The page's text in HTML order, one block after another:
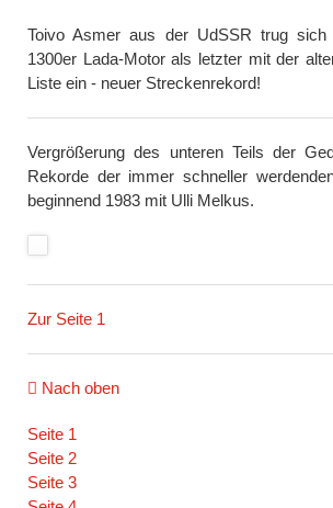
Toivo Asmer aus der UdSSR trug
1300er Lada-Motor als letzter mit der
Liste ein - neuer Streckenrekord!
Vergrößerung des unteren Teils der
Rekorde der immer schneller
beginnend 1983 mit Ulli Melkus.
Zur Seite 1
Nach oben
Navigation
überspringen
Seite 1
Seite 2
Seite 3